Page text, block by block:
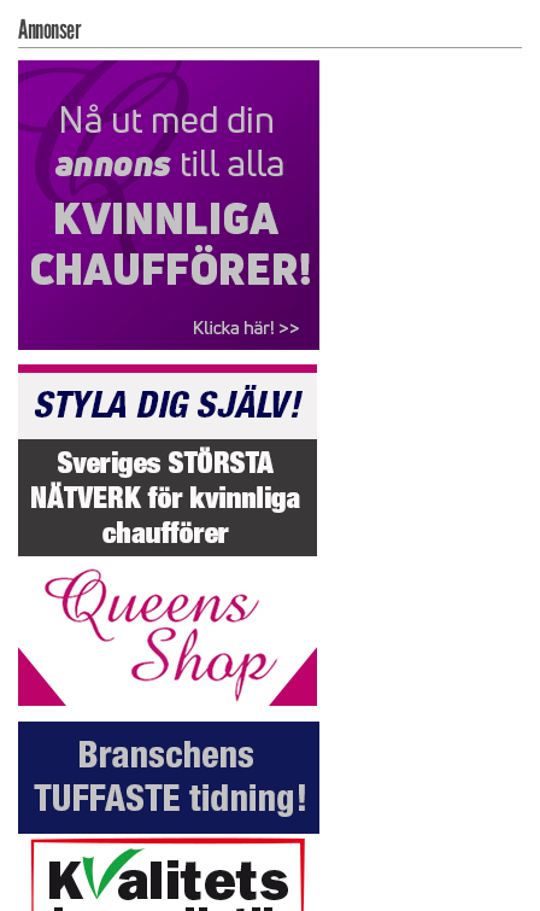
Annonser